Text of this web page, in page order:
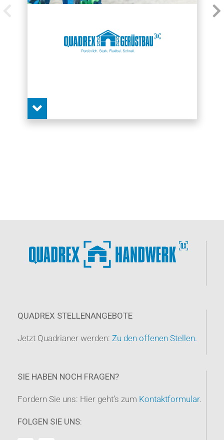
QUADREX STELLENANGEBOTE
Jetzt Quadrianer werden: Zu den offenen Stellen.
SIE HABEN NOCH FRAGEN?
Fordern Sie uns: Hier geht’s zum Kontaktformular.
FOLGEN SIE UNS: